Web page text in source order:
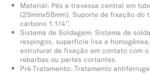
Material: Pés e travessa central em
(29mmx58mm). Suporte de fixação do
carbono 1.1/4’’.
Sistema de Soldagem: Sistema de
respingos, superfície lisa e
estrutural de fixação em contato com
rebarbas ou partes cortantes.
Pré-Tratamento: Tratamento